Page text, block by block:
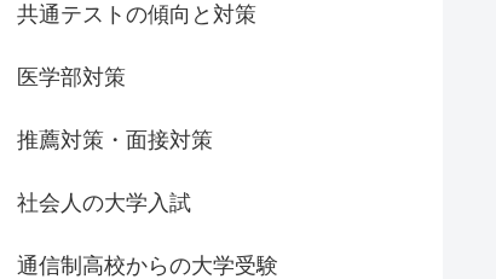
共通テストの傾向と対策
医学部対策
推薦対策・面接対策
社会人の大学入試
通信制高校からの大学受験